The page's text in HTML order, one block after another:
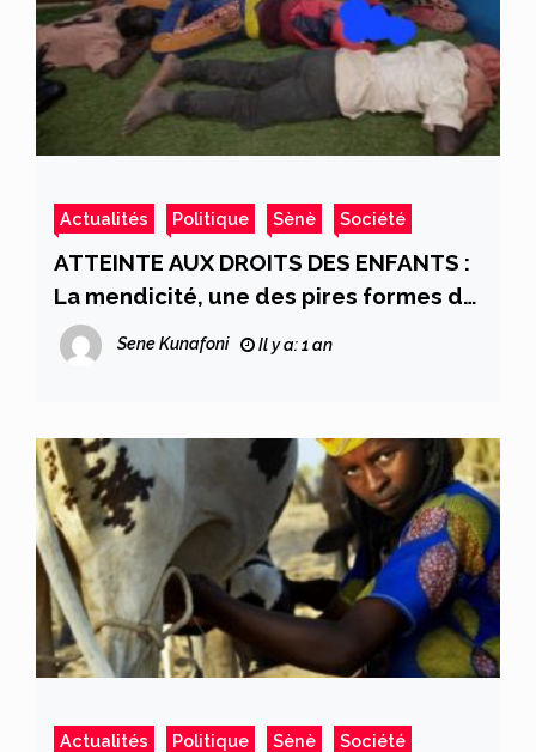
Actualités Politique Sènè Société
ATTEINTE AUX DROITS DES ENFANTS :
La mendicité, une des pires formes du
travail des enfants au Mali!
Sene Kunafoni Il y a: 1 an
Actualités Politique Sènè Société